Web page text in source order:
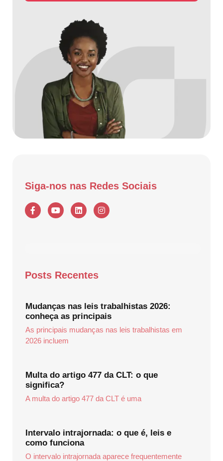
Siga-nos nas Redes Sociais
Posts Recentes
Mudanças nas leis trabalhistas 2026:
conheça as principais
As principais mudanças nas leis trabalhistas em
2026 incluem
Multa do artigo 477 da CLT: o que
significa?
A multa do artigo 477 da CLT é uma
Intervalo intrajornada: o que é, leis e
como funciona
O intervalo intrajornada aparece frequentemente